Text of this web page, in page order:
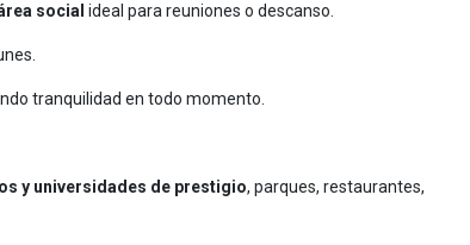
social ideal para reuniones o descanso.
tranquilidad en todo momento.
y universidades de prestigio, parques, restaurantes,